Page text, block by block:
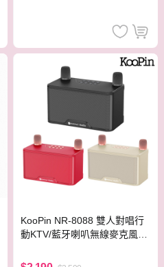
KooPin NR-8088 雙人對唱行
動KTV/藍牙喇叭無線麥克風組